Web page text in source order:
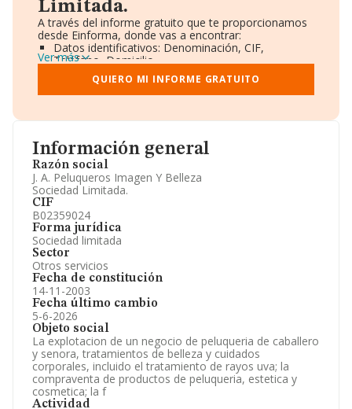
Información general
Razón social
J. A. Peluqueros Imagen Y Belleza
Sociedad Limitada.
CIF
B02359024
Forma jurídica
Sociedad limitada
Sector
Otros servicios
Fecha de constitución
14-11-2003
Fecha último cambio
5-6-2026
Objeto social
La explotacion de un negocio de peluqueria de caballero
y senora, tratamientos de belleza y cuidados
corporales, incluido el tratamiento de rayos uva; la
compraventa de productos de peluqueria, estetica y
cosmetica; la f
Actividad
Limitada.
A través del informe gratuito que te proporcionamos
desde Einforma, donde vas a encontrar:
Datos identificativos: Denominación, CIF,
Teléfono, Domicilio.
Informe Mercantil Completo (BORME).
Gráficos de Evolución Ventas y Empleados.
Consejo de Administración y Administradores.
Accionistas.
Artículos de prensa publicados sobre la empresa.
Información oficial y registral complementaria.
Ver más
QUIERO MI INFORME GRATUITO